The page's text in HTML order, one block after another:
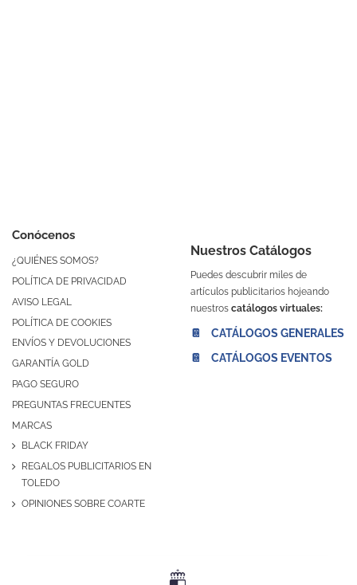
Conócenos
¿QUIÉNES SOMOS?
POLÍTICA DE PRIVACIDAD
AVISO LEGAL
POLÍTICA DE COOKIES
ENVÍOS Y DEVOLUCIONES
GARANTÍA GOLD
PAGO SEGURO
PREGUNTAS FRECUENTES
MARCAS
BLACK FRIDAY
REGALOS PUBLICITARIOS EN
TOLEDO
OPINIONES SOBRE COARTE
Nuestros Catálogos
Puedes descubrir miles de
artículos publicitarios hojeando
nuestros catálogos virtuales:
📔 CATÁLOGOS GENERALES
📔 CATÁLOGOS EVENTOS